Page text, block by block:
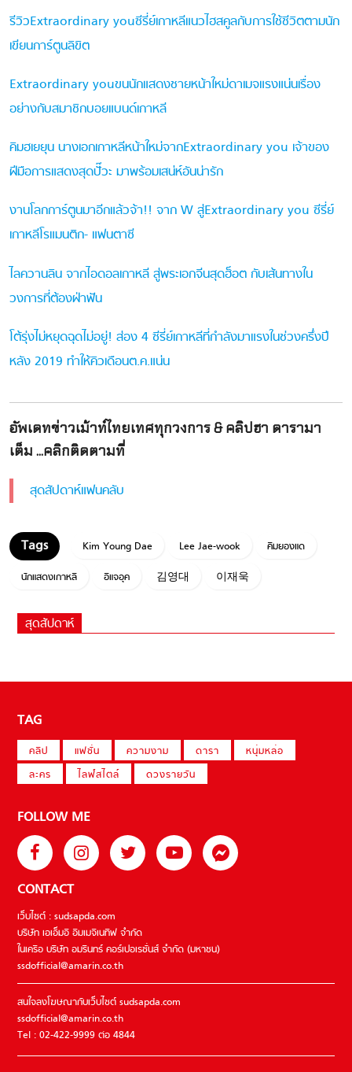
รีวิวExtraordinary youซีรี่ย์เกาหลีแนวไฮสคูลกับการใช้ชีวิตตามนัก
เขียนการ์ตูนลิขิต
Extraordinary youขนนักแสดงชายหน้าใหม่ดาเมจแรงแน่นเรื่อง
อย่างกับสมาชิกบอยแบนด์เกาหลี
คิมฮเยยุน นางเอกเกาหลีหน้าใหม่จากExtraordinary you เจ้าของ
ฝีมือการแสดงสุดปั๊วะ มาพร้อมเสน่ห์อันน่ารัก
งานโลกการ์ตูนมาอีกแล้วจ้า!! จาก W สู่Extraordinary you ซีรี่ย์
เกาหลีโรแมนติก- แฟนตาซี
ไลควานลิน จากไอดอลเกาหลี สู่พระเอกจีนสุดฮ็อต กับเส้นทางใน
วงการที่ต้องฝ่าฟัน
โต้รุ่งไม่หยุดฉุดไม่อยู่! ส่อง 4 ซีรี่ย์เกาหลีที่กำลังมาแรงในช่วงครึ่งปี
หลัง 2019 ทำให้คิวเดือนต.ค.แน่น
อัพเดทข่าวเม้าท์ไทยเทศทุกวงการ & คลิปฮา ดารามา
เต็ม ...คลิกติดตามที่
สุดสัปดาห์แฟนคลับ
Kim Young Dae Lee Jae-wook
คิมยองแด
นักแสดงเกาหลี
อีแจอุค 김영대 이재욱
สุดสัปดาห์
TAG
คลิป แฟชั่น ความงาม ดารา
หนุ่มหล่อ
ละคร
ไลฟ์สไตล์ ดวงรายวัน
FOLLOW ME
CONTACT
เว็บไซต์ : sudsapda.com
บริษัท เอเอ็มอี อิมเมจิเนทีฟ จำกัด
ในเครือ บริษัท อมรินทร์ คอร์เปอเรชั่นส์ จำกัด (มหาชน)
ssdofficial@amarin.co.th
สนใจลงโฆษณากับเว็บไซต์ sudsapda.com
ssdofficial@amarin.co.th
Tel : 02-422-9999 ต่อ 4844